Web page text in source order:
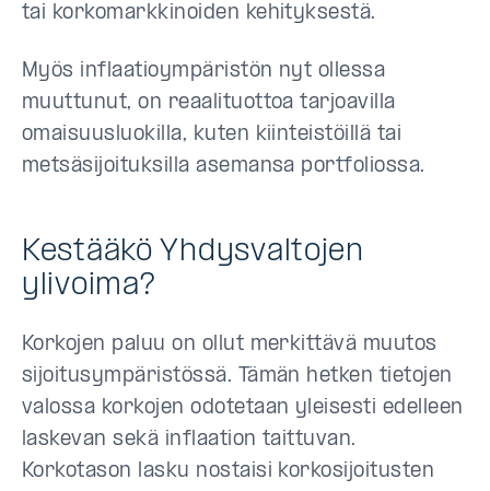
tai korkomarkkinoiden kehityksestä.
Myös inflaatioympäristön nyt ollessa
muuttunut, on reaalituottoa tarjoavilla
omaisuusluokilla, kuten kiinteistöillä tai
metsäsijoituksilla asemansa portfoliossa.
Kestääkö Yhdysvaltojen
ylivoima?
Korkojen paluu on ollut merkittävä muutos
sijoitusympäristössä. Tämän hetken tietojen
valossa korkojen odotetaan yleisesti edelleen
laskevan sekä inflaation taittuvan.
Korkotason lasku nostaisi korkosijoitusten